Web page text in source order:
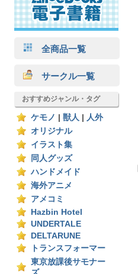
全商品一覧
サークル一覧
おすすめジャンル・タグ
ケモノ 獣人
人外
オリジナル
イラスト集
同人グッズ
ハンドメイド
海外アニメ
アメコミ
Hazbin Hotel
UNDERTALE
DELTARUNE
トランスフォーマー
東京放課後サモナー